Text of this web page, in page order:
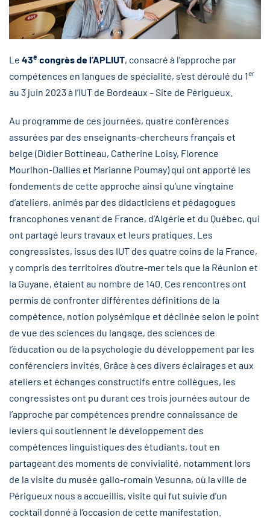
Le 43e congrès de l’APLIUT, consacré à l’approche par
compétences en langues de spécialité, s’est déroulé du 1er
au 3 juin 2023 à l’IUT de Bordeaux – Site de Périgueux.
Au programme de ces journées, quatre conférences
assurées par des enseignants-chercheurs français et
belge (Didier Bottineau, Catherine Loisy, Florence
Mourlhon-Dallies et Marianne Poumay) qui ont apporté les
fondements de cette approche ainsi qu’une vingtaine
d’ateliers, animés par des didacticiens et pédagogues
francophones venant de France, d’Algérie et du Québec, qui
ont partagé leurs travaux et leurs pratiques. Les
congressistes, issus des IUT des quatre coins de la France,
y compris des territoires d’outre-mer tels que la Réunion et
la Guyane, étaient au nombre de 140. Ces rencontres ont
permis de confronter différentes définitions de la
compétence, notion polysémique et déclinée selon le point
de vue des sciences du langage, des sciences de
l’éducation ou de la psychologie du développement par les
conférenciers invités. Grâce à ces divers éclairages et aux
ateliers et échanges constructifs entre collègues, les
congressistes ont pu durant ces trois journées autour de
l’approche par compétences prendre connaissance de
leviers qui soutiennent le développement des
compétences linguistiques des étudiants, tout en
partageant des moments de convivialité, notamment lors
de la visite du musée gallo-romain Vesunna, où la ville de
Périgueux nous a accueillis, visite qui fut suivie d’un
cocktail donné à l’occasion de cette manifestation.